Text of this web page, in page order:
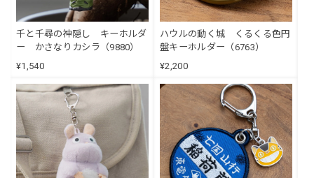
千と千尋の神隠し キーホルダ
ー かさなりカシラ（9880）
¥1,540
ハウルの動く城 くるくる色円
盤キーホルダー（6763）
¥2,200